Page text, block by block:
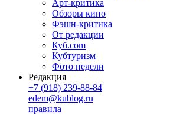
Арт-критика
Обзоры кино
Фэшн-критика
От редакции
Куб.com
Кубтуризм
Фото недели
Редакция
+7 (918) 239-88-84
edem@kublog.ru
правила